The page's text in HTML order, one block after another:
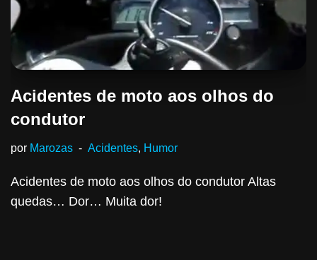
Acidentes de moto aos olhos do
condutor
por Marozas Acidentes Humor
Acidentes de moto aos olhos do condutor Altas
quedas… Dor… Muita dor!